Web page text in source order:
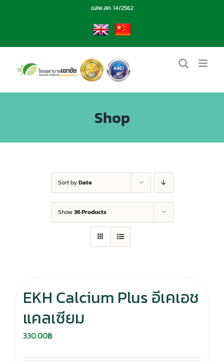
ฆสพ.สค. 14/2562
EN CN
Shop
Sort byDate
Show36 Products
EKH Calcium Plus อีเคเอช
แคลเซียม
330.00฿